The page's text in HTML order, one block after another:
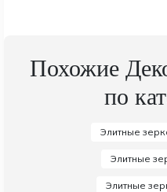
Похожие
по
Элитные
Элитные
Элитные